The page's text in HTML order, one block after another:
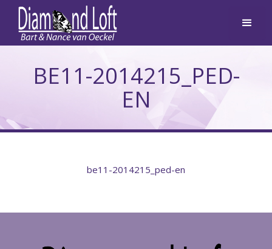
BE11-2014215_PED-
EN
be11-2014215_ped-en